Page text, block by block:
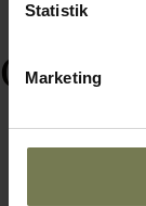
Statistik
Marketing
Ofte